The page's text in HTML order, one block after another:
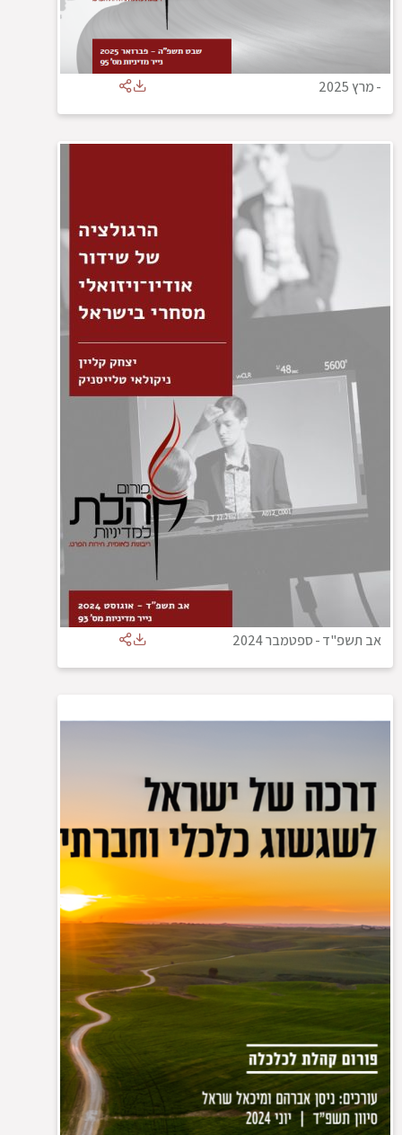
-מרץ 2025
אב תשפ"ד-ספטמבר 2024